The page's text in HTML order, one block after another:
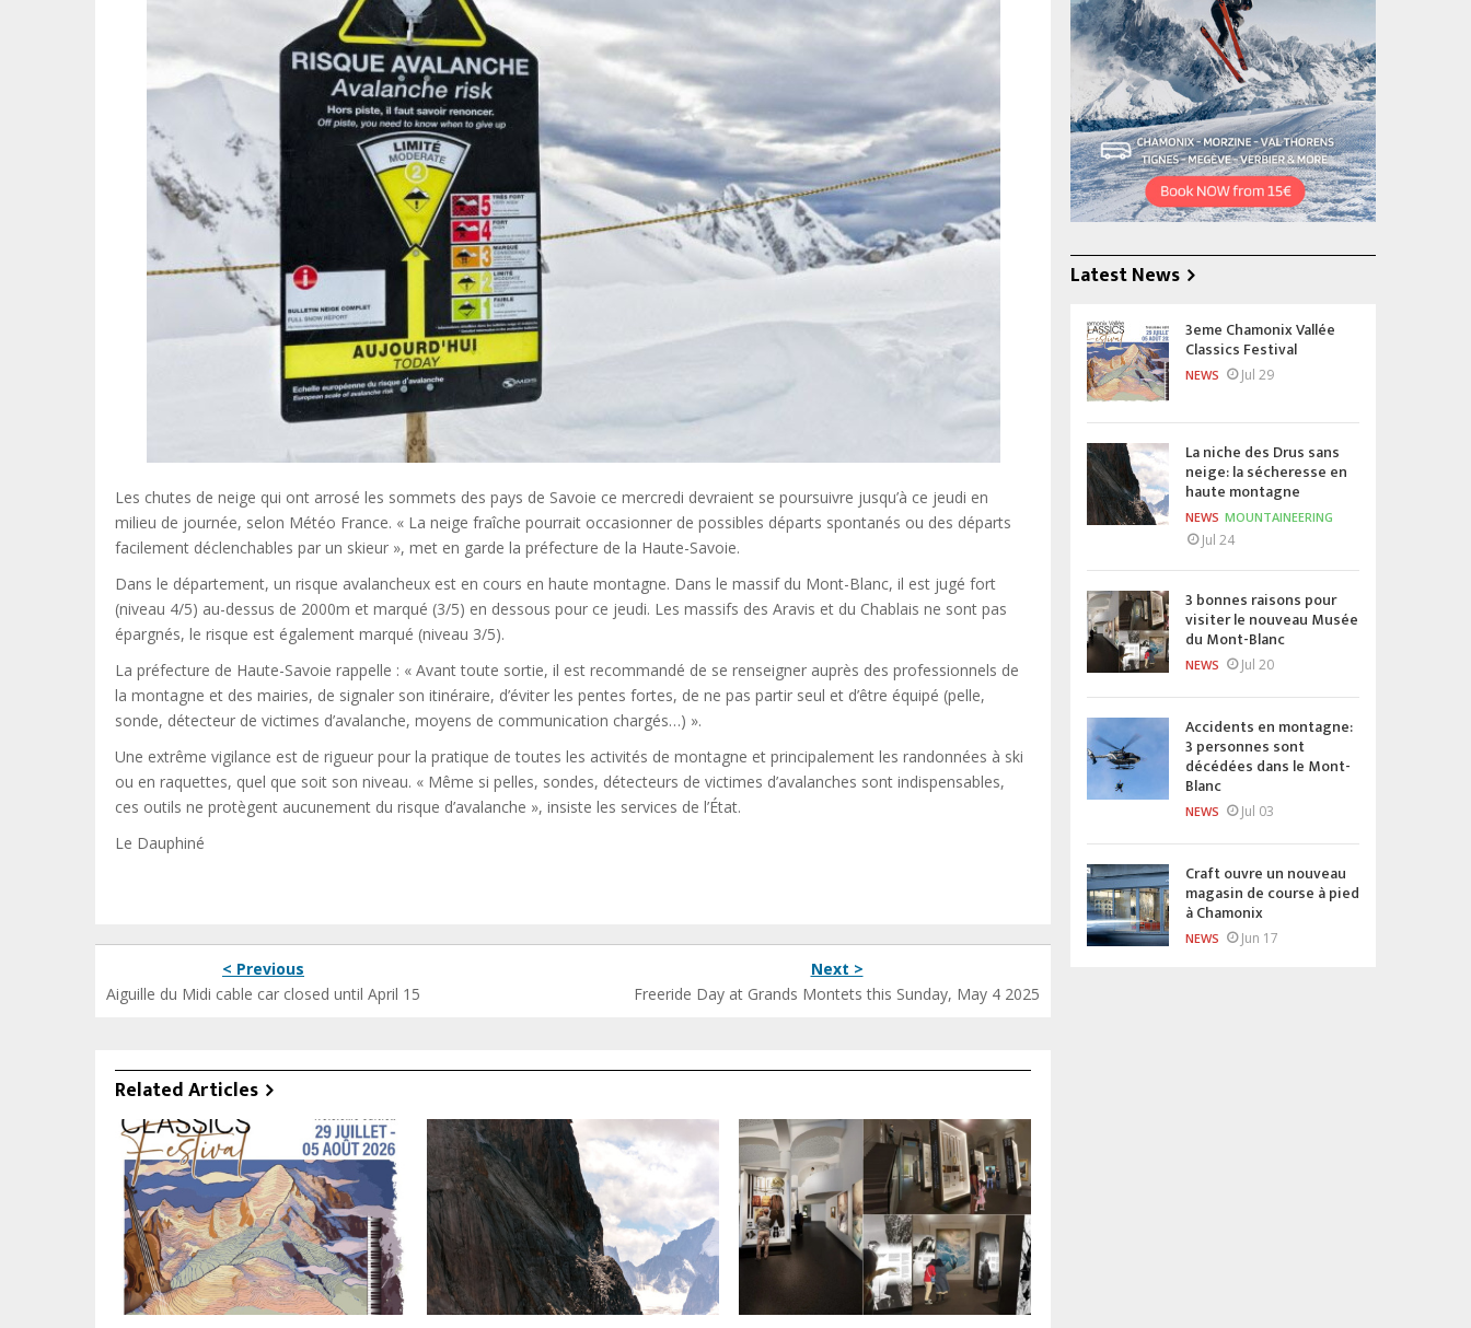
Les chutes de neige qui ont arrosé les sommets des pays de Savoie ce mercredi devraient se poursuivre jusqu’à ce jeudi en
milieu de journée, selon Météo France. « La neige fraîche pourrait occasionner de possibles départs spontanés ou des départs
facilement déclenchables par un skieur », met en garde la préfecture de la Haute-Savoie.
Dans le département, un risque avalancheux est en cours en haute montagne. Dans le massif du Mont-Blanc, il est jugé fort
(niveau 4/5) au-dessus de 2000m et marqué (3/5) en dessous pour ce jeudi. Les massifs des Aravis et du Chablais ne sont pas
épargnés, le risque est également marqué (niveau 3/5).
La préfecture de Haute-Savoie rappelle : « Avant toute sortie, il est recommandé de se renseigner auprès des professionnels de
la montagne et des mairies, de signaler son itinéraire, d’éviter les pentes fortes, de ne pas partir seul et d’être équipé (pelle,
sonde, détecteur de victimes d’avalanche, moyens de communication chargés…) ».
Une extrême vigilance est de rigueur pour la pratique de toutes les activités de montagne et principalement les randonnées à ski
ou en raquettes, quel que soit son niveau. « Même si pelles, sondes, détecteurs de victimes d’avalanches sont indispensables,
ces outils ne protègent aucunement du risque d’avalanche », insiste les services de l’État.
Le Dauphiné
< Previous
Aiguille du Midi cable car closed until April 15
Next >
Freeride Day at Grands Montets this Sunday, May 4 2025
Related Articles
Latest News
3eme Chamonix Vallée
Classics Festival
NEWS Jul 29
La niche des Drus sans
neige: la sécheresse en
haute montagne
NEWS MOUNTAINEERING
Jul 24
3 bonnes raisons pour
visiter le nouveau Musée
du Mont-Blanc
NEWS Jul 20
Accidents en montagne:
3 personnes sont
décédées dans le Mont-
Blanc
NEWS Jul 03
Craft ouvre un nouveau
magasin de course à pied
à Chamonix
NEWS Jun 17